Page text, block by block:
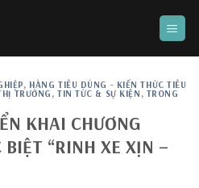
, HÀNG TIÊU DÙNG - KIẾN THỨC TIÊU
TRƯỜNG , TIN TỨC & SỰ KIỆN , TRONG
KHAI CHƯƠNG
“RINH XE XỊN –